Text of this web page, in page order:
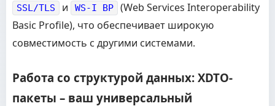
SSL/TLS и WS-I BP
(Web Services Interoperability
Basic Profile), что обеспечивает широкую
совместимость с другими системами.
Работа со структурой данных: XDTO-
пакеты – ваш универсальный